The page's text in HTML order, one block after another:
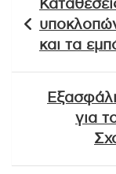
άρθρων
και τα
για